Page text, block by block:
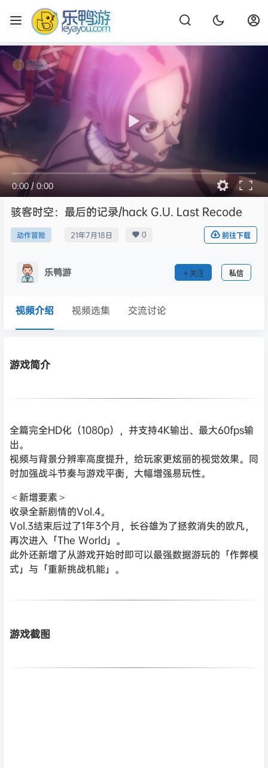
0:00/ 0:00
骇客时空：最后的记录/hack G.U. Last Recode
动作冒险 21年7月18日 0 前往下载
乐鸭游 关注 私信
视频介绍 视频选集 交流讨论
游戏简介
全篇完全HD化（1080p），并支持4K输出、最大60fps输
出。
视频与背景分辨率高度提升，给玩家更炫丽的视觉效果。同
时加强战斗节奏与游戏平衡，大幅增强易玩性。
＜新增要素＞
收录全新剧情的Vol.4。
Vol.3结束后过了1年3个月，长谷雄为了拯救消失的欧凡，
再次进入「The World」。
此外还新增了从游戏开始时即可以最强数据游玩的「作弊模
式」与「重新挑战机能」。
游戏截图